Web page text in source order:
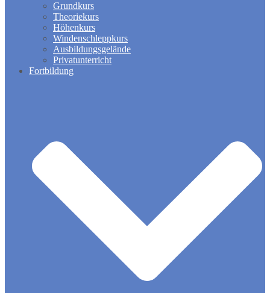
Grundkurs
Theoriekurs
Höhenkurs
Windenschleppkurs
Ausbildungsgelände
Privatunterricht
Fortbildung